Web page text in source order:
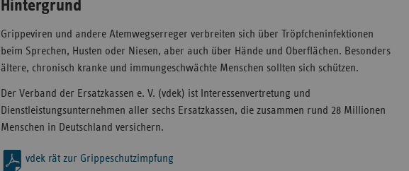
Hintergrund
Grippeviren und andere Atemwegserreger verbreiten sich über Tröpfcheninfektionen
beim Sprechen, Husten oder Niesen, aber auch über Hände und Oberflächen. Besonders
ältere, chronisch kranke und immungeschwächte Menschen sollten sich schützen.
Der Verband der Ersatzkassen e. V. (vdek) ist Interessenvertretung und
Dienstleistungsunternehmen aller sechs Ersatzkassen, die zusammen rund 28 Millionen
Menschen in Deutschland versichern.
vdek rät zur Grippeschutzimpfung